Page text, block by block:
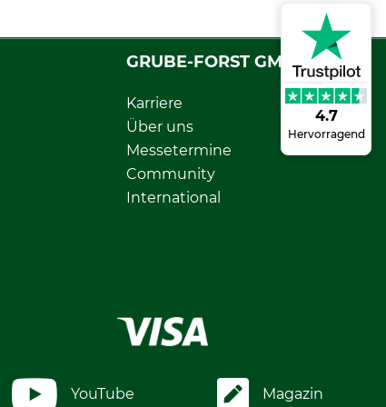
4.7
Hervorragend
GRUBE-FORST GMBH
Karriere
Über uns
Messetermine
Community
International
YouTube Magazin